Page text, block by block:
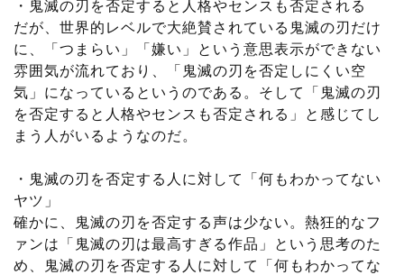
・鬼滅の刃を否定すると人格やセンスも否定される
だが、世界的レベルで大絶賛されている鬼滅の刃だけ
に、「つまらい」「嫌い」という意思表示ができない
雰囲気が流れており、「鬼滅の刃を否定しにくい空
気」になっているというのである。そして「鬼滅の刃
を否定すると人格やセンスも否定される」と感じてし
まう人がいるようなのだ。
・鬼滅の刃を否定する人に対して「何もわかってない
ヤツ」
確かに、鬼滅の刃を否定する声は少ない。熱狂的なフ
ァンは「鬼滅の刃は最高すぎる作品」という思考のた
め、鬼滅の刃を否定する人に対して「何もわかってな